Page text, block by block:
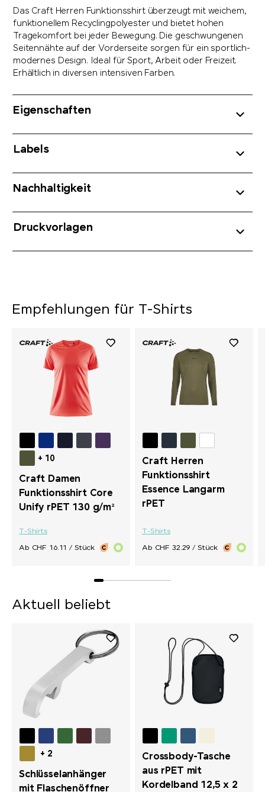
Das Craft Herren Funktionsshirt überzeugt mit weichem,
funktionellem Recyclingpolyester und bietet hohen
Tragekomfort bei jeder Bewegung. Die geschwungenen
Seitennähte auf der Vorderseite sorgen für ein sportlich-
modernes Design. Ideal für Sport, Arbeit oder Freizeit.
Erhältlich in diversen intensiven Farben.
Eigenschaften
Labels
Nachhaltigkeit
Druckvorlagen
Empfehlungen für T-Shirts
+ 10
Craft Damen
Funktionsshirt Core
Unify rPET 130 g/m²
T-Shirts
Ab CHF 16.11 / Stück
Craft Herren
Funktionsshirt
Essence Langarm
rPET
T-Shirts
Ab CHF 32.29 / Stück
Aktuell beliebt
+ 2
Schlüsselanhänger
mit Flaschenöffner
Crossbody-Tasche
aus rPET mit
Kordelband 12,5 x 2